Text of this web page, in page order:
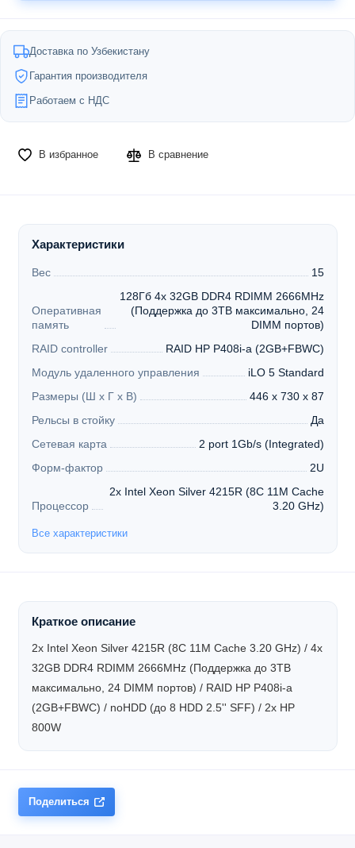
Доставка по Узбекистану
Гарантия производителя
Работаем с НДС
В избранное В сравнение
Характеристики
Вес 15
Оперативная
память
128Гб 4x 32GB DDR4 RDIMM 2666MHz
(Поддержка до 3TB максимально, 24
DIMM портов)
RAID controller
RAID HP P408i-a (2GB+FBWC)
Модуль удаленного управления
iLO 5 Standard
Размеры (Ш х Г х В)
446 x 730 x 87
Рельсы в стойку
Да
Сетевая карта
2 port 1Gb/s (Integrated)
Форм-фактор
2U
Процессор
2x Intel Xeon Silver 4215R (8C 11M Cache
3.20 GHz)
Все характеристики
Краткое описание
2x Intel Xeon Silver 4215R (8C 11M Cache 3.20 GHz) / 4x
32GB DDR4 RDIMM 2666MHz (Поддержка до 3TB
максимально, 24 DIMM портов) / RAID HP P408i-a
(2GB+FBWC) / noHDD (до 8 HDD 2.5'' SFF) / 2x HP
800W
Поделиться